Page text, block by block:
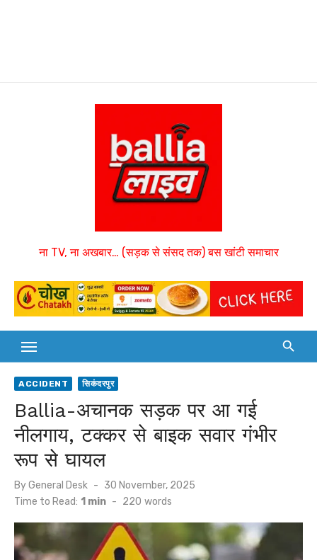
ना TV, ना अखबार… (सड़क से संसद तक) बस खांटी समाचार
ACCIDENT सिकंदरपुर
Ballia-अचानक सड़क पर आ गई
नीलगाय, टक्कर से बाइक सवार गंभीर
रूप से घायल
ByGeneral Desk
Posted
on
30 November, 2025
Time to Read: 1 min - 220 words